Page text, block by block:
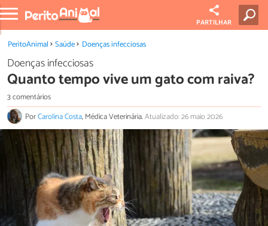
PARTILHAR
PeritoAnimal Saúde Doenças infecciosas
Doenças infecciosas
Quanto tempo vive um gato com raiva?
3 comentários
PorCarolina Costa, Médica Veterinária.Atualizado: 26 maio 2026